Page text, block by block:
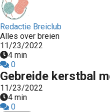
Redactie Breiclub
Alles over breien
11/23/2022
4 min
0
Gebreide kerstbal
11/23/2022
4 min
0